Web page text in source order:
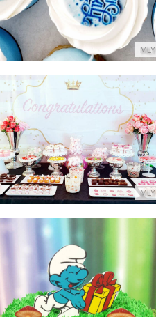
MLY
MLY
שולחן מעוצב לבת
פרטים נוספים
עוגת זילוף דרדסים ליום הולדת